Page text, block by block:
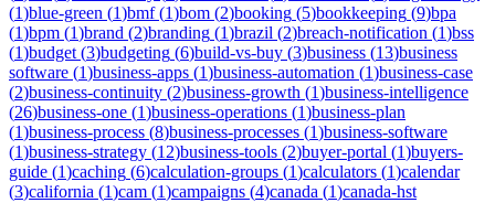
(1)blue-green (1)bmf(1)bom (2)booking (5)bookkeeping (9)bpa
(1)bpm (1)brand (2)branding (1)brazil (2)breach-notification (1)bss
(1)budget (3)budgeting (6)build-vs-buy (3)business (13)business
software (1)business-apps (1)business-automation (1)business-case
(2)business-continuity (2)business-growth (1)business-intelligence
(26)business-one (1)business-operations (1)business-plan
(1)business-process (8)business-processes (1)business-software
(1)business-strategy (12)business-tools (2)buyer-portal (1)buyers-
guide (1)caching (6)calculation-groups (1)calculators (1)calendar
(3)california (1)cam (1)campaigns (4)canada (1)canada-hst